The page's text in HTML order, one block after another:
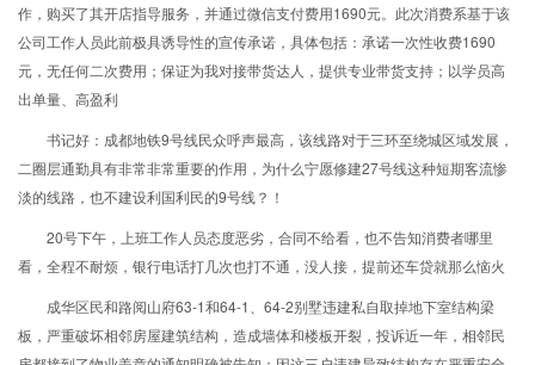
作，购买了其开店指导服务，并通过微信支付费用1690元。此次消费系基于该
公司工作人员此前极具诱导性的宣传承诺，具体包括：承诺一次性收费1690
元，无任何二次费用；保证为我对接带货达人，提供专业带货支持；以学员高
出单量、高盈利
书记好：成都地铁9号线民众呼声最高，该线路对于三环至绕城区域发展，
二圈层通勤具有非常非常重要的作用，为什么宁愿修建27号线这种短期客流惨
淡的线路，也不建设利国利民的9号线？！
20号下午，上班工作人员态度恶劣，合同不给看，也不告知消费者哪里
看，全程不耐烦，银行电话打几次也打不通，没人接，提前还车贷就那么恼火
成华区民和路阅山府63-1和64-1、64-2别墅违建私自取掉地下室结构梁
板，严重破坏相邻房屋建筑结构，造成墙体和楼板开裂，投诉近一年，相邻民